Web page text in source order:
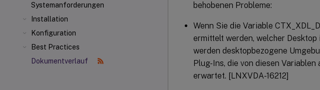
Systemanforderungen
Installation
Konfiguration
Best Practices
Dokumentverlauf
behobenen Probleme:
Wenn Sie die Variable
ermittelt werden, welcher
werden desktopbezogene
Plug-Ins, die von diesen
erwartet. [LNXVDA-16212]